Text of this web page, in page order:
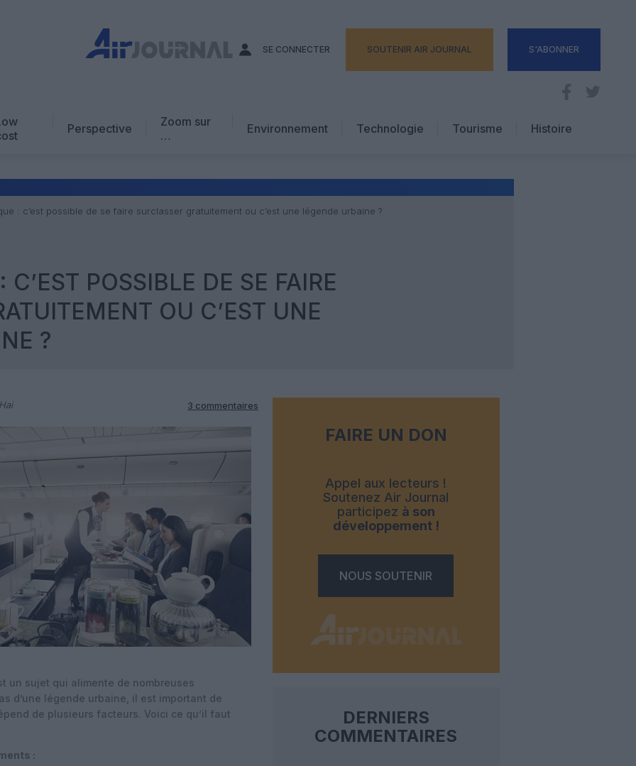
SE CONNECTER SOUTENIR AIR JOURNAL S'ABONNER
Perspective
Zoom sur
…
Avis d’expert
Environnement Technologie
Tourisme
Hôtellerie
Histoire
: c’est possible de se faire surclasser gratuitement ou c’est une légende urbaine ?
POSSIBLE DE SE FAIRE
OU C’EST UNE
?
3 commentaires
un sujet qui alimente de nombreuses
d’une légende urbaine, il est important de
de plusieurs facteurs. Voici ce qu’il faut
:
FAIRE UN DON
Appel aux lecteurs !
Soutenez Air Journal
participez à son
développement !
NOUS SOUTENIR
DERNIERS
COMMENTAIRES